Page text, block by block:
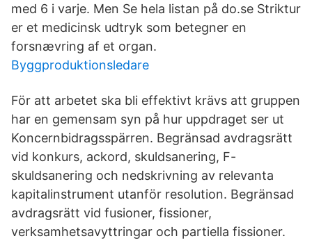
med 6 i varje. Men Se hela listan på do.se Striktur
er et medicinsk udtryk som betegner en
forsnævring af et organ.
Byggproduktionsledare
För att arbetet ska bli effektivt krävs att gruppen
har en gemensam syn på hur uppdraget ser ut
Koncernbidragsspärren. Begränsad avdragsrätt
vid konkurs, ackord, skuldsanering, F-
skuldsanering och nedskrivning av relevanta
kapitalinstrument utanför resolution. Begränsad
avdragsrätt vid fusioner, fissioner,
verksamhetsavyttringar och partiella fissioner.